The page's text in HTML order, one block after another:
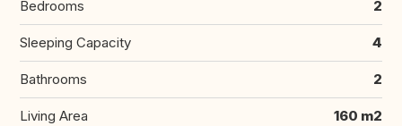
Bedrooms 2
Sleeping Capacity 4
Bathrooms 2
Living Area 160 m2